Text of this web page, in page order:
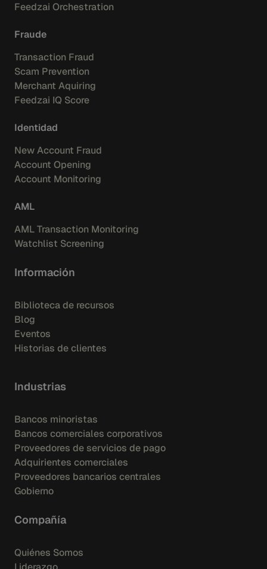
Feedzai Orchestration
Fraude
Transaction Fraud
Scam Prevention
Merchant Aquiring
Feedzai IQ Score
Identidad
New Account Fraud
Account Opening
Account Monitoring
AML
AML Transaction Monitoring
Watchlist Screening
Información
Biblioteca de recursos
Blog
Eventos
Historias de clientes
Industrias
Bancos minoristas
Bancos comerciales corporativos
Proveedores de servicios de pago
Adquirientes comerciales
Proveedores bancarios centrales
Gobierno
Compañía
Quiénes Somos